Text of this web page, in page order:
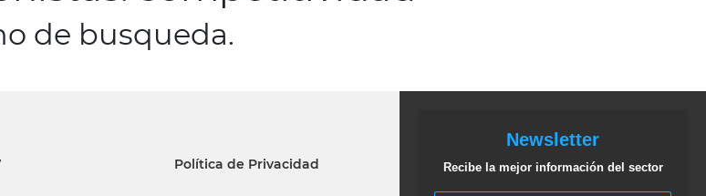
Ediciones Anteriores
de busqueda.
Política de Privacidad
Newsletter
Recibe la mejor información del sector